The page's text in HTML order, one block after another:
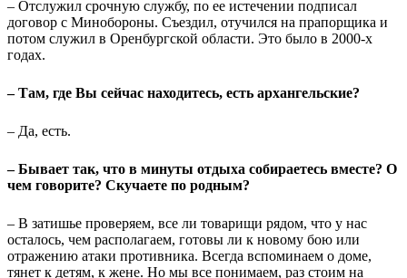
– Отслужил срочную службу, по ее истечении подписал
договор с Минобороны. Съездил, отучился на прапорщика и
потом служил в Оренбургской области. Это было в 2000-х
годах.
– Там, где Вы сейчас находитесь, есть архангельские?
– Да, есть.
– Бывает так, что в минуты отдыха собираетесь вместе? О
чем говорите? Скучаете по родным?
– В затишье проверяем, все ли товарищи рядом, что у нас
осталось, чем располагаем, готовы ли к новому бою или
отражению атаки противника. Всегда вспоминаем о доме,
тянет к детям, к жене. Но мы все понимаем, раз стоим на